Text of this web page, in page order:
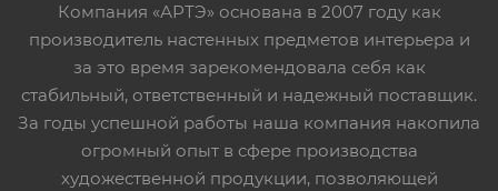
Компания «АРТЭ» основана в 2007 году как
производитель настенных предметов интерьера и
за это время зарекомендовала себя как
стабильный, ответственный и надежный поставщик.
За годы успешной работы наша компания накопила
огромный опыт в сфере производства
художественной продукции, позволяющей